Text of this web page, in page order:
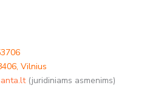
Vilnius
(juridiniams asmenims)